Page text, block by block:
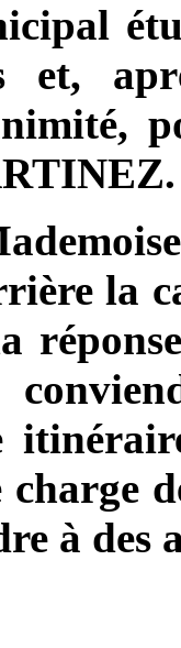
et,
la
à des